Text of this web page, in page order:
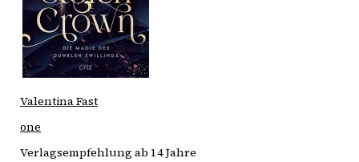
Valentina Fast
one
Verlagsempfehlung ab 14 Jahre